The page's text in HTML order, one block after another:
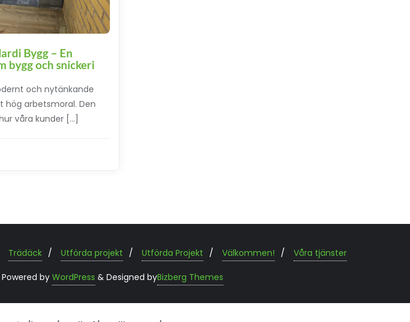
Bygg – En
bygg och snickeri
och nytänkande
arbetsmoral. Den
våra kunder […]
Trädäck Utförda projekt Utförda Projekt Välkommen! Våra tjänster
Powered by WordPress & Designed byBizberg Themes